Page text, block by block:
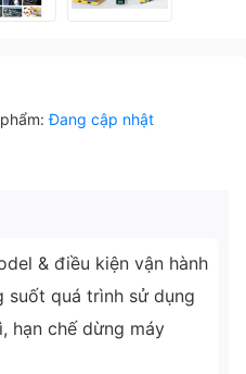
Đang cập nhật
& điều kiện vận hành
quá trình sử dụng
hạn chế dừng máy